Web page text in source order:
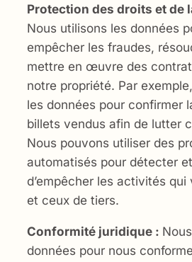
Protection des droits et de
Nous utilisons les données
empêcher les fraudes,
mettre en œuvre des
notre propriété. Par
les données pour confirmer
billets vendus afin de lutter
Nous pouvons utiliser des
automatisés pour détecter
d’empêcher les activités
et ceux de tiers.
Conformité juridique :
données pour nous